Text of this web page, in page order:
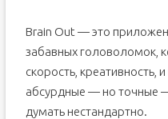
Brain Out — это
забавных головоломок,
скорость, креативность,
абсурдные — но точные
думать нестандартно.